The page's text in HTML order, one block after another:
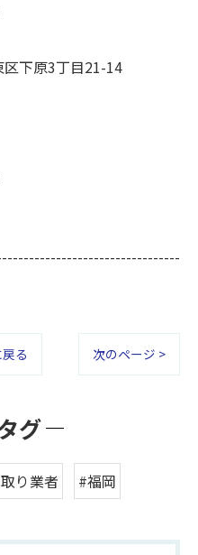
下原3丁目21-14
る 次のページ >
グ
り業者 #福岡